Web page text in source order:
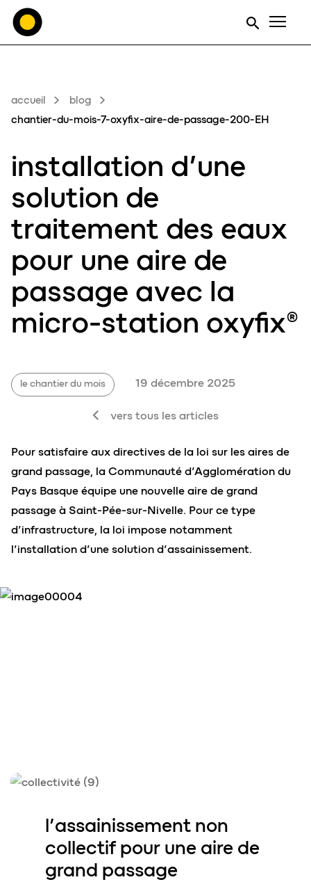
accueil
blog
chantier-du-mois-7-oxyfix-aire-de-passage-200-EH
installation d’une
solution de
traitement des eaux
pour une aire de
passage avec la
micro-station oxyfix®
le chantier du mois 19 décembre 2025
vers tous les articles
Pour satisfaire aux directives de la loi sur les aires de
grand passage, la Communauté d’Agglomération du
Pays Basque équipe une nouvelle aire de grand
passage à Saint-Pée-sur-Nivelle. Pour ce type
d’infrastructure, la loi impose notamment
l’installation d’une solution d’assainissement.
l’assainissement non
collectif pour une aire de
grand passage